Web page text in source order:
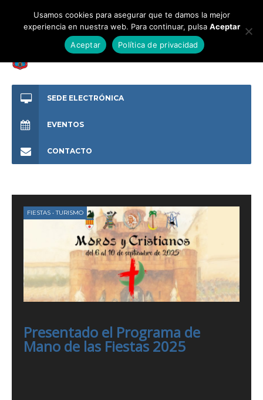
SEDE ELECTRÓNICA
EVENTOS
CONTACTO
FIESTAS •TURISMO
Presentado el Programa de
Mano de las Fiestas 2025
Usamos cookies para asegurar que te damos la mejor
experiencia en nuestra web. Para continuar, pulsa Aceptar
Aceptar
Política de privacidad